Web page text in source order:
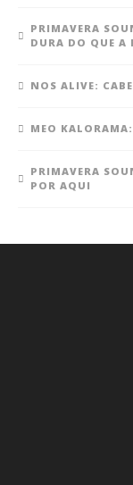
PRIMAVERA
DURA DO QUE A
NOS ALIVE:
MEO
PRIMAVERA
POR AQUI